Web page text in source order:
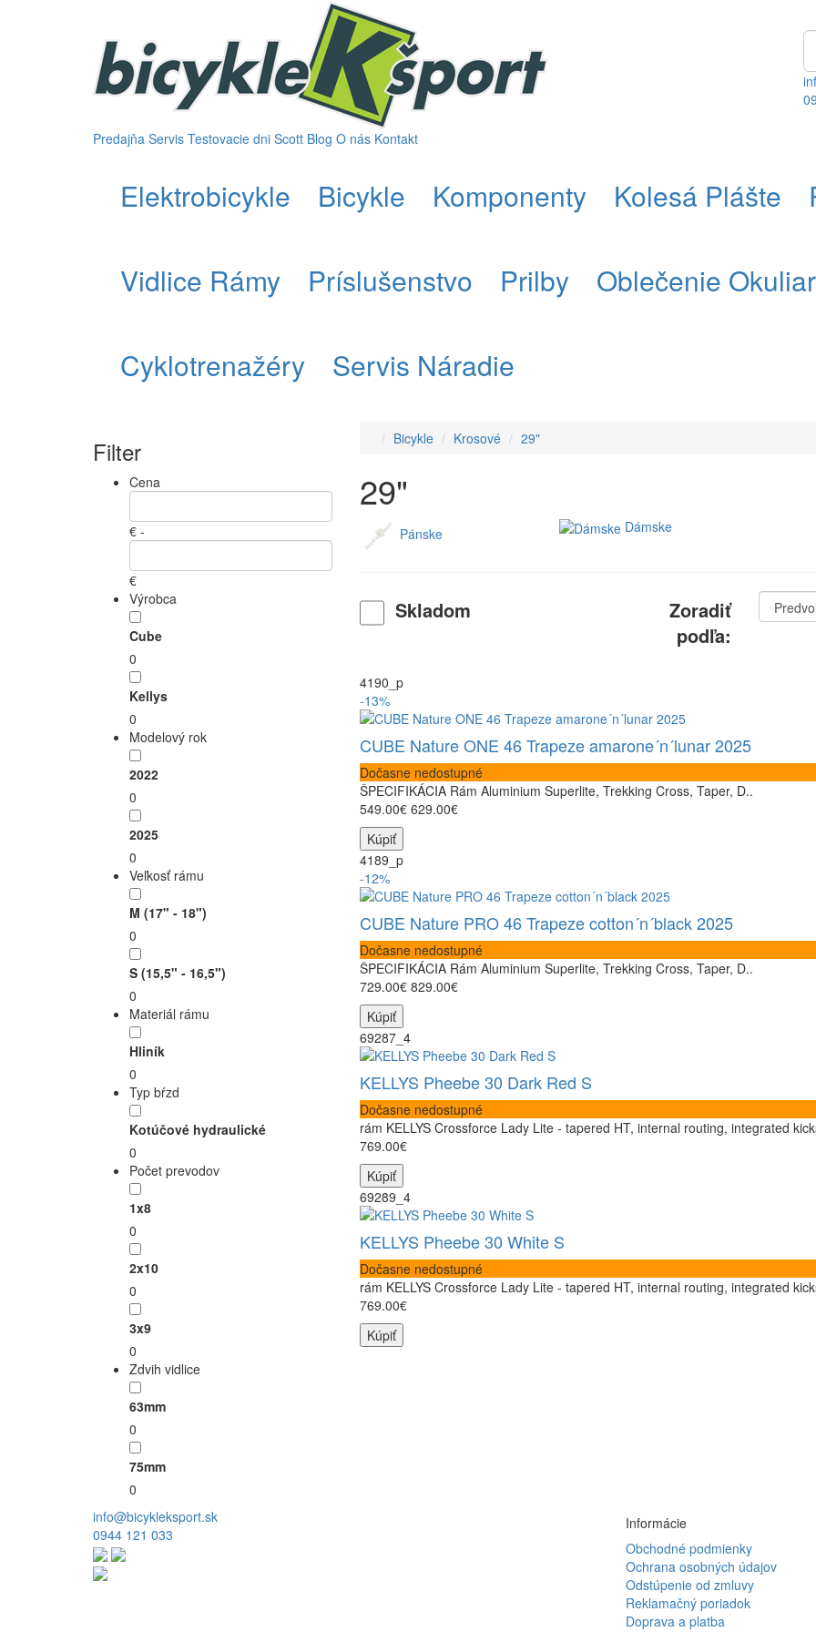
Predajňa Servis Testovacie dni Scott Blog O nás Kontakt
Elektrobicykle Bicykle Komponenty Kolesá Plášte
Vidlice Rámy Príslušenstvo Prilby Oblečenie
Cyklotrenažéry Servis Náradie
Filter
Cena
€ -
€
Výrobca
Cube
0
Kellys
0
Modelový rok
2022
0
2025
0
Veľkosť rámu
M (17" - 18")
0
S (15,5" - 16,5")
0
Materiál rámu
Hliník
0
Typ bŕzd
Kotúčové hydraulické
0
Počet prevodov
1x8
0
2x10
0
3x9
0
Zdvih vidlice
63mm
0
75mm
0
Bicykle Krosové 29"
29"
Pánske Dámske
Skladom
Zoradiť
podľa:
4190_p
-13%
CUBE Nature ONE 46 Trapeze amarone´n´lunar 2025
Dočasne nedostupné
ŠPECIFIKÁCIA Rám Aluminium Superlite, Trekking Cross, Taper, D..
549.00€ 629.00€
Kúpiť
4189_p
-12%
CUBE Nature PRO 46 Trapeze cotton´n´black 2025
Dočasne nedostupné
ŠPECIFIKÁCIA Rám Aluminium Superlite, Trekking Cross, Taper, D..
729.00€ 829.00€
Kúpiť
69287_4
KELLYS Pheebe 30 Dark Red S
Dočasne nedostupné
rám KELLYS Crossforce Lady Lite - tapered HT, internal routing, integrated
769.00€
Kúpiť
69289_4
KELLYS Pheebe 30 White S
Dočasne nedostupné
rám KELLYS Crossforce Lady Lite - tapered HT, internal routing, integrated
769.00€
Kúpiť
info@bicykleksport.sk
0944 121 033
Informácie
Obchodné podmienky
Ochrana osobných údajov
Odstúpenie od zmluvy
Reklamačný poriadok
Doprava a platba